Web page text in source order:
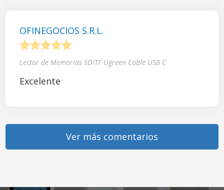
OFINEGOCIOS S.R.L.
Lector de Memorias SD/TF Ugreen Cable USB C
Excelente
Ver más comentarios